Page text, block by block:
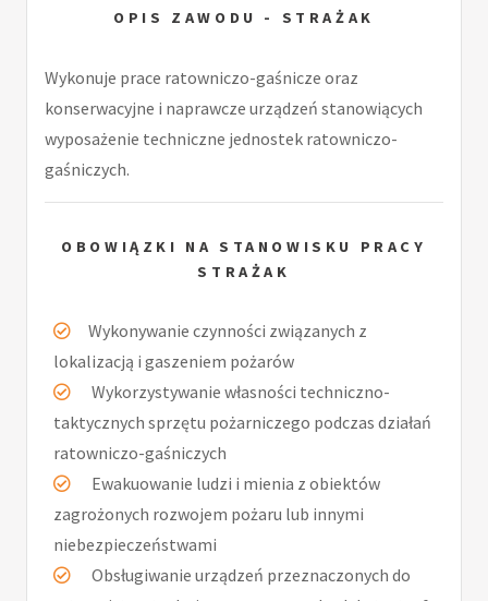
OPIS ZAWODU - STRAŻAK
Wykonuje prace ratowniczo-gaśnicze oraz
konserwacyjne i naprawcze urządzeń stanowiących
wyposażenie techniczne jednostek ratowniczo-
gaśniczych.
OBOWIĄZKI NA STANOWISKU PRACY
STRAŻAK
Wykonywanie czynności związanych z
lokalizacją i gaszeniem pożarów
Wykorzystywanie własności techniczno-
taktycznych sprzętu pożarniczego podczas działań
ratowniczo-gaśniczych
Ewakuowanie ludzi i mienia z obiektów
zagrożonych rozwojem pożaru lub innymi
niebezpieczeństwami
Obsługiwanie urządzeń przeznaczonych do